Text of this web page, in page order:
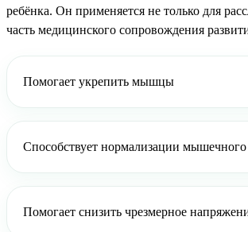
ребёнка. Он применяется не только для
часть медицинского сопровождения
Помогает укрепить мышцы
Способствует нормализации мышечного
Помогает снизить чрезмерное